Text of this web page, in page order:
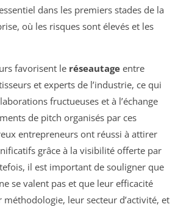
dans les premiers stades de la
où les risques sont élevés et les
favorisent le réseautage entre
et experts de l’industrie, ce qui
fructueuses et à l’échange
de pitch organisés par ces
entrepreneurs ont réussi à attirer
grâce à la visibilité offerte par
il est important de souligner que
se valent pas et que leur efficacité
leur secteur d’activité, et